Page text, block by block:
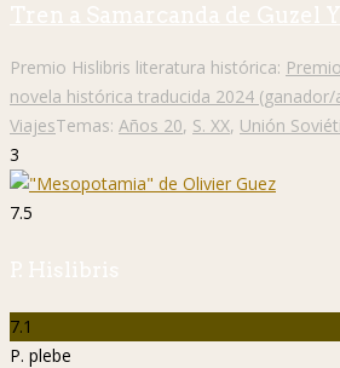
Tren a Samarcanda de Guzel
Premio Hislibris literatura histórica:
novela histórica traducida 2024 (ganador/
ViajesTemas: Años 20, S. XX, Unión
3
7.5
P. Hislibris
7.1
P. plebe